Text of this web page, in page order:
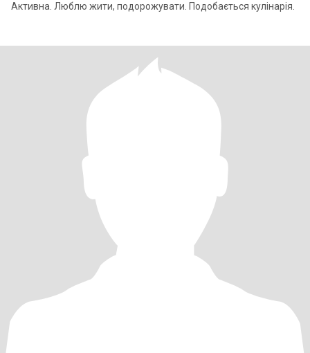
Активна. Люблю жити, подорожувати. Подобається кулінарія.